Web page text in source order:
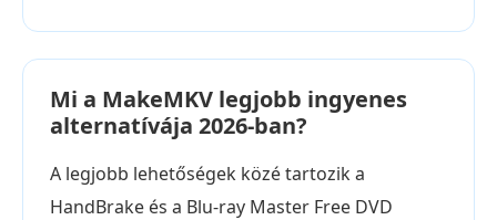
Mi a MakeMKV legjobb ingyenes
alternatívája 2026-ban?
A legjobb lehetőségek közé tartozik a
HandBrake és a Blu-ray Master Free DVD